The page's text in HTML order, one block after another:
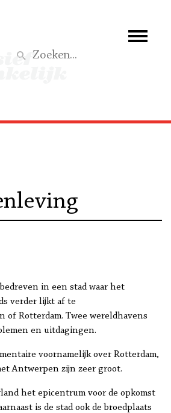
Wat we doen
Aktief
in een stad waar het
verder lijkt af te
of Rotterdam. Twee wereldhavens
en uitdagingen.
voornamelijk over Rotterdam,
Antwerpen zijn zeer groot.
het epicentrum voor de opkomst
is de stad ook de broedplaats